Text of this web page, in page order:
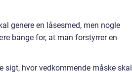
genere en låsesmed, men nogle
bange for, at man forstyrrer en
hvor vedkommende måske skal